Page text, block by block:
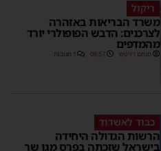
ריקול
משרד הבריאות באזהרה
לצרכנים: הדבש הפופולרי יורד
מהמדפים
מנחם דויטש 06:57 1 תגובות
כבוד לאשדוד
הרשות הגדולה היחידה
בישראל שזכתה בפרס מגן שר